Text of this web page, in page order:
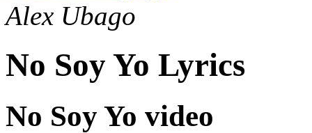
Alex Ubago
No Soy Yo Lyrics
No Soy Yo video